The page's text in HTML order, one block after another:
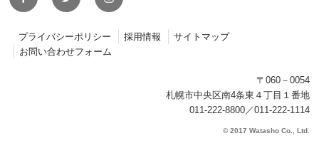
プライバシーポリシー 採用情報
サイトマップ
お問い合わせフォーム
〒060－0054
札幌市中央区南4条東４丁目１番地
011-222-8800／011-222-1114
© 2017 Watasho Co., Ltd.